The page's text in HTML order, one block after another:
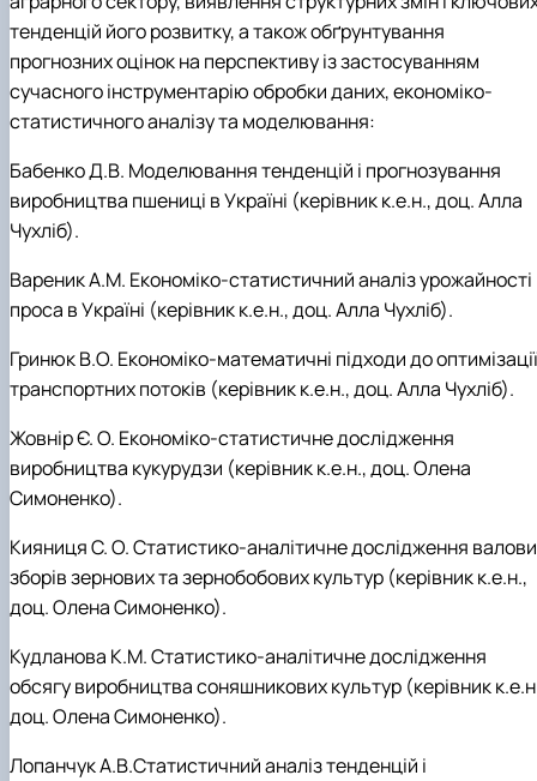
тенденцій його розвитку, а також обґрунтування
прогнозних оцінок на перспективу із застосуванням
сучасного інструментарію обробки даних, економіко-
статистичного аналізу та моделювання:
Бабенко Д.В. Моделювання тенденцій і прогнозування
виробництва пшениці в Україні (керівник к.е.н., доц.Алла
Чухліб).
Вареник А.М. Економіко-статистичний аналіз урожайності
проса в Україні (керівник к.е.н., доц. Алла Чухліб).
Гринюк В.О. Економіко-математичні підходи до оптимізації
транспортних потоків (керівник к.е.н., доц. Алла Чухліб).
Жовнір Є. О. Економіко-статистичне дослідження
виробництва кукурудзи (керівник к.е.н., доц.Олена
Симоненко).
Кияниця С. О. Статистико-аналітичне дослідження
зборів зернових та зернобобових культур (керівник к.е.н.,
доц. Олена Симоненко).
Кудланова К.М. Статистико-аналітичне дослідження
обсягу виробництва соняшникових культур (керівник
доц. Олена Симоненко).
Лопанчук А.В.Статистичний аналіз тенденцій і